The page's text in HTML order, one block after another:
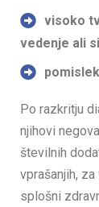
visoko
vedenje ali
Po razkritju
njihovi
številnih
vprašanjih,
splošni